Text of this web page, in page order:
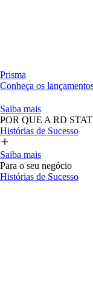
Prisma
Conheça os
Saiba mais
POR QUE A RD
Histórias de Sucesso
Saiba mais
Para o seu negócio
Histórias de Sucesso